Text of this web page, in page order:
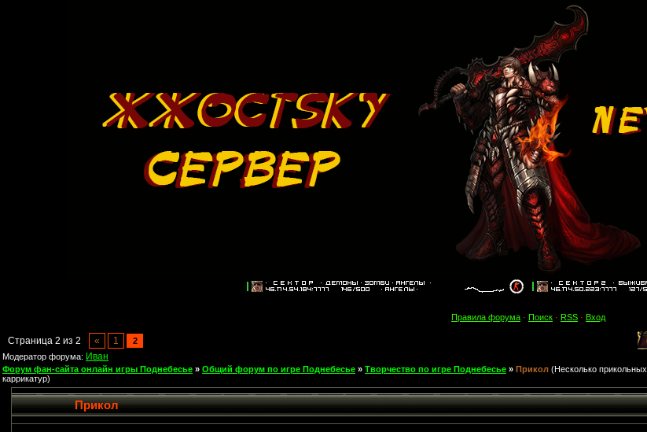
Правила форума · Поиск · RSS · Вход
Страница 2 из 2 « 1
2
Модератор форума: Иван
Форум фан-сайта онлайн игры Поднебесье » Общий форум по игре Поднебесье » Творчество по игре Поднебесье » Прикол (Несколько прикольных
каррикатур)
Прикол